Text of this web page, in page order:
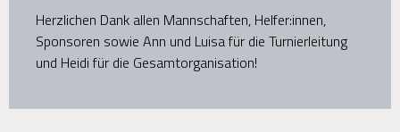
Herzlichen Dank allen Mannschaften, Helfer:innen,
Sponsoren sowie Ann und Luisa für die Turnierleitung
und Heidi für die Gesamtorganisation!